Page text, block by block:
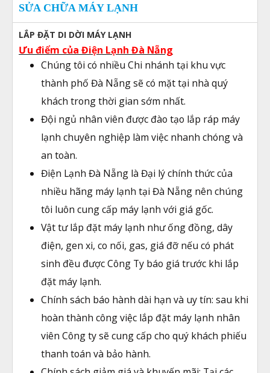
SỬA CHỮA MÁY LẠNH
LẮP ĐẶT DI DỜI MÁY LẠNH
Ưu điểm của Điện Lạnh Đà Nẵng
Chúng tôi có nhiều Chi nhánh tại khu vực
thành phố Đà Nẵng sẽ có mặt tại nhà quý
khách trong thời gian sớm nhất.
Đội ngủ nhân viên được đào tạo lắp ráp máy
lạnh chuyên nghiệp làm việc nhanh chóng và
an toàn.
Điện Lạnh Đà Nẵng là Đại lý chính thức của
nhiều hãng máy lạnh tại Đà Nẵng nên chúng
tôi luôn cung cấp máy lạnh với giá gốc.
Vật tư lắp đặt máy lạnh như ống đồng, dây
điện, gen xi, co nối, gas, giá đỡ nếu có phát
sinh đều được Công Ty báo giá trước khi lắp
đặt máy lạnh.
Chính sách báo hành dài hạn và uy tín: sau khi
hoàn thành công việc lắp đặt máy lạnh nhân
viên Công ty sẽ cung cấp cho quý khách phiếu
thanh toán và bảo hành.